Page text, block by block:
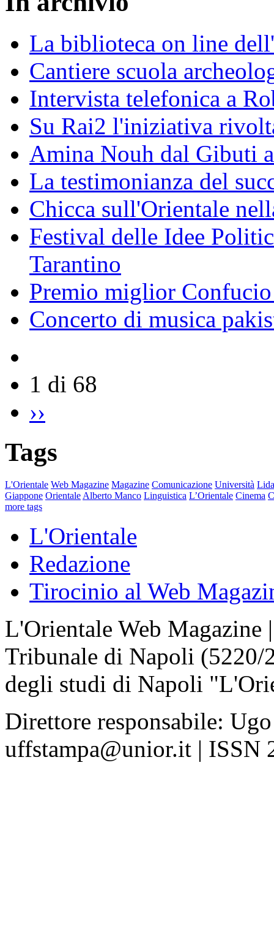
La biblioteca on line
Cantiere scuola
Intervista telefonica a
Su Rai2 l'iniziativa
Amina Nouh dal Gibuti
La testimonianza del
Chicca sull'Orientale
Festival delle Idee
Tarantino
Premio miglior
Concerto di musica
1 di 68
››
Tags
L'Orientale Web Magazine Magazine Comunicazione Università
Giappone Orientale Alberto Manco Linguistica L’Orientale Cinema
more tags
L'Orientale
Redazione
Tirocinio al Web
L'Orientale Web Magazine
Tribunale di Napoli
degli studi di Napoli
Direttore responsabile:
uffstampa@unior.it | ISSN